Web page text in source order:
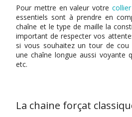
Pour mettre en valeur votre
essentiels sont à prendre en
chaîne et le type de maille la
important de respecter vos
si vous souhaitez un tour de
une chaîne longue aussi voyante
etc.
La chaine forçat